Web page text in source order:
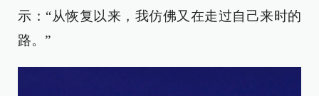
示：“从恢复以来，我仿佛又在走过自己来时的
路。”